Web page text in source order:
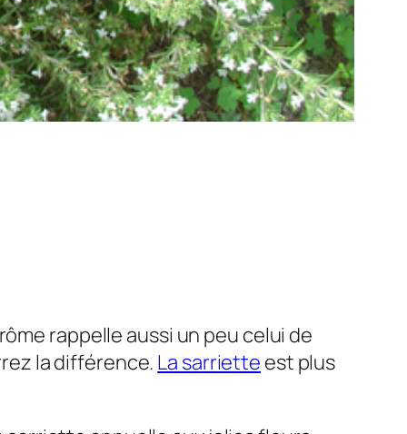
rappelle aussi un peu celui de
la différence. La sarriette est plus